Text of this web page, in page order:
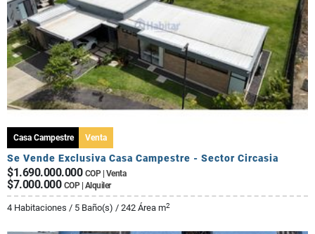
Casa Campestre Venta
Se Vende Exclusiva Casa Campestre - Sector Circasia
$1.690.000.000 COP | Venta
$7.000.000 COP | Alquiler
4 Habitaciones / 5 Baño(s) / 242 Área m2